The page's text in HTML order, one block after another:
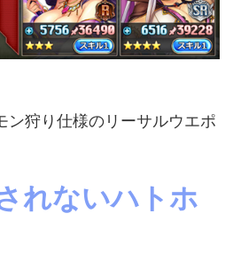
ン狩り仕様のリーサルウエポ
れないハトホ